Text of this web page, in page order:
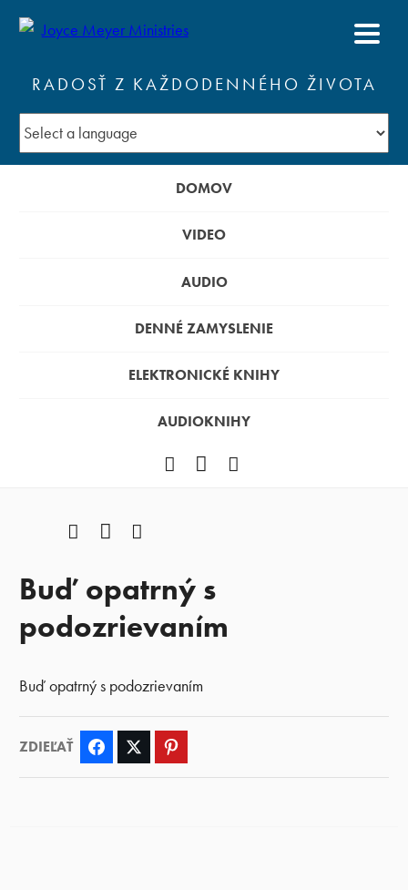
RADOSŤ Z KAŽDODENNÉHO ŽIVOTA
DOMOV
VIDEO
AUDIO
DENNÉ ZAMYSLENIE
ELEKTRONICKÉ KNIHY
AUDIOKNIHY
Facebook
YouTube
FacebookYouTube
Buď opatrný s
podozrievaním
Buď opatrný s podozrievaním
ZDIEĽAŤ Facebook Twitter